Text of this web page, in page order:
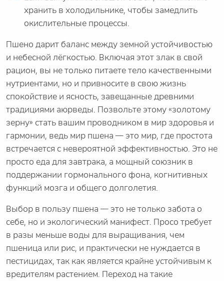
хранить в холодильнике, чтобы замедлить
окислительные процессы.
Пшено дарит баланс между земной устойчивостью
и небесной лёгкостью. Включая этот злак в свой
рацион, вы не только питаете тело качественными
нутриентами, но и привносите в свою жизнь
спокойствие и ясность, завещанные древними
традициями аюрведы. Позвольте этому «золотому
зерну» стать вашим проводником в мир здоровья и
гармонии, ведь мир пшена — это мир, где простота
встречается с невероятной эффективностью. Это не
просто еда для завтрака, а мощный союзник в
поддержании гормонального фона, когнитивных
функций мозга и общего долголетия.
Выбор в пользу пшена — это не только забота о
себе, но и экологический манифест. Просо требует
в разы меньше воды для выращивания, чем
пшеница или рис, и практически не нуждается в
пестицидах, так как является крайне устойчивым к
вредителям растением. Переход на такие